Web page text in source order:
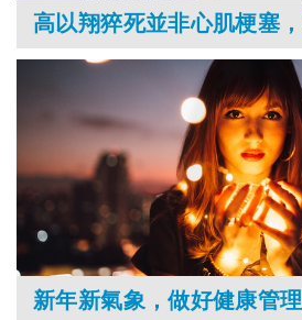
新年新氣象，做好健康管理